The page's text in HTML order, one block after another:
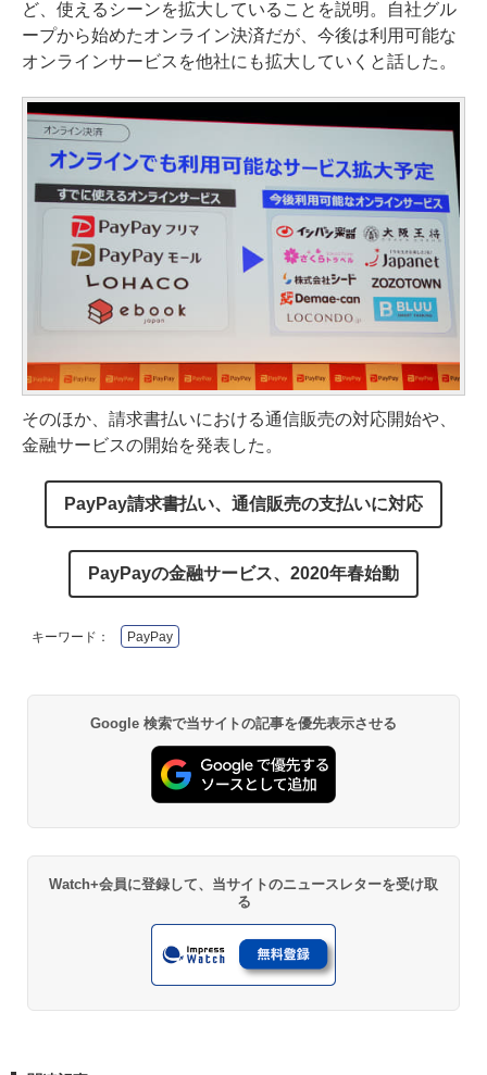
ど、使えるシーンを拡大していることを説明。自社グル
ープから始めたオンライン決済だが、今後は利用可能な
オンラインサービスを他社にも拡大していくと話した。
そのほか、請求書払いにおける通信販売の対応開始や、
金融サービスの開始を発表した。
PayPay請求書払い、通信販売の支払いに対応
PayPayの金融サービス、2020年春始動
キーワード： PayPay
Google 検索で当サイトの記事を優先表示させる
Watch+会員に登録して、当サイトのニュースレターを受け取
る